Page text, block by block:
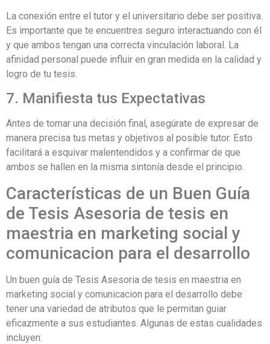
La conexión entre el tutor y el universitario debe ser positiva.
Es importante que te encuentres seguro interactuando con él
y que ambos tengan una correcta vinculación laboral. La
afinidad personal puede influir en gran medida en la calidad y
logro de tu tesis.
7. Manifiesta tus Expectativas
Antes de tomar una decisión final, asegúrate de expresar de
manera precisa tus metas y objetivos al posible tutor. Esto
facilitará a esquivar malentendidos y a confirmar de que
ambos se hallen en la misma sintonía desde el principio.
Características de un Buen Guía
de Tesis Asesoria de tesis en
maestria en marketing social y
comunicacion para el desarrollo
Un buen guía de Tesis Asesoria de tesis en maestria en
marketing social y comunicacion para el desarrollo debe
tener una variedad de atributos que le permitan guiar
eficazmente a sus estudiantes. Algunas de estas cualidades
incluyen: